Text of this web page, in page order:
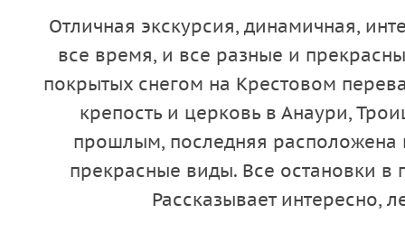
Отличная экскурсия, динамичная,
все время, и все разные и
покрытых снегом на Крестовом
крепость и церковь в Анаури,
прошлым, последняя расположена
прекрасные виды. Все остановки в
Рассказывает интересно,